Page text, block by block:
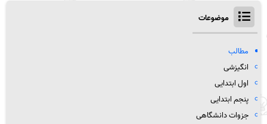
موضوعات
مطالب
انگیزشی
اول ابتدایی
پنجم ابتدایی
جزوات دانشگاهی